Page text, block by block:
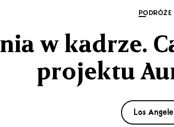
PODRÓŻE
w kadrze.
projektu
Los